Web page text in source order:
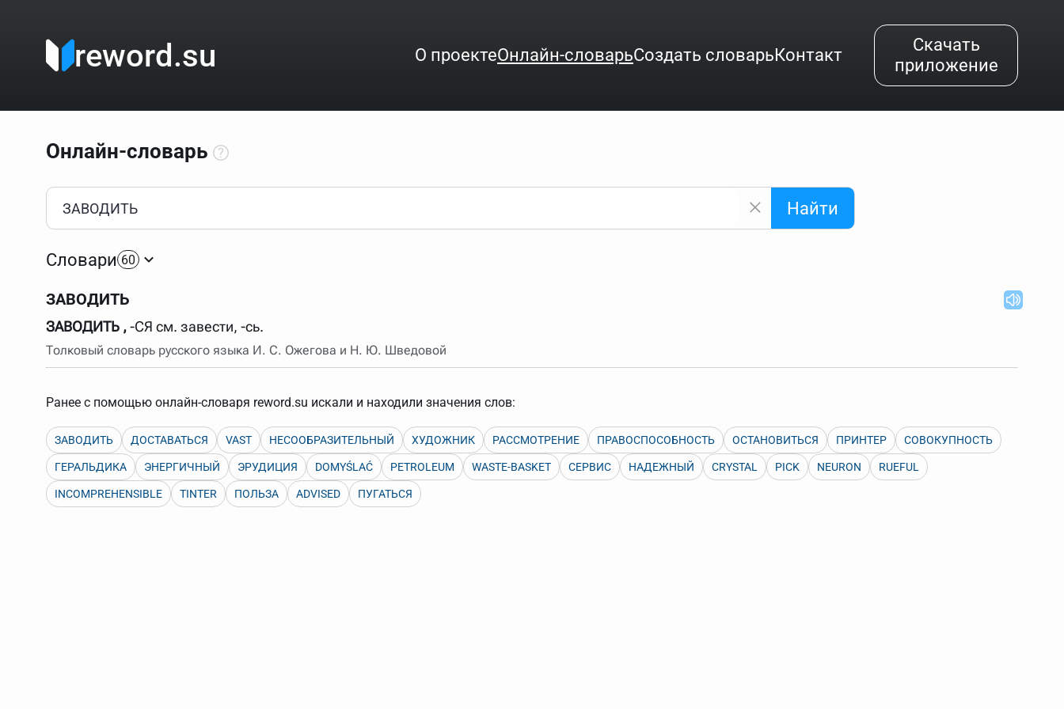
reword.su О проектеОнлайн-словарьСоздать словарьКонтакт
Скачать
приложение
Онлайн-словарь
Как пользоваться онлайн-словарём?
Прежде всего, начните вводить слово, значение которого интересует. Система автоматически подберёт варианты по начальным буквам и покажет их во всплывающем меню.
Если точное написание слова неизвестно (как в кроссворде), неизвестную букву можно заменить подстановочным знаком звёздочкой (*), а несколько неизвестных букв —
Для более сложных случаев существует возможность указывать несколько слов в запросе. Например, если написать в строке запроса "Пушкин поэт" и нажать "Найти", выведутся
В сложных запросах тоже могут присутствовать неизвестные буквы. Например, в кроссворде есть слово "***м***ов", в задании "русский поэт 19 века". Пишем в Reword первым
словом "***м***ов", далее через пробел "поэт". Получается "***м***ов поэт" (без кавычек). Нажимаем "Найти" и получаем статью "Лермонтов" и не только.
Порядок словарей можно изменять, перетаскивая словарь вверх или вниз за прямоугольник слева от названия словаря. Также можно выключать ненужные словари.
Найти
Словари 60
ЗАВОДИТЬ
ЗАВОДИТЬ ,-СЯ см. завести, -сь.
Толковый словарь русского языка И. С. Ожегова и Н. Ю. Шведовой
Ранее с помощью онлайн-словаря reword.su искали и находили значения слов:
ЗАВОДИТЬ ДОСТАВАТЬСЯ VAST НЕСООБРАЗИТЕЛЬНЫЙ ХУДОЖНИК РАССМОТРЕНИЕ ПРАВОСПОСОБНОСТЬ ОСТАНОВИТЬСЯ ПРИНТЕР СОВОКУПНОСТЬ
ГЕРАЛЬДИКА ЭНЕРГИЧНЫЙ ЭРУДИЦИЯ DOMYŚLAĆ PETROLEUM WASTE-BASKET СЕРВИС НАДЕЖНЫЙ CRYSTAL PICK NEURON RUEFUL
INCOMPREHENSIBLE TINTER ПОЛЬЗА ADVISED ПУГАТЬСЯ